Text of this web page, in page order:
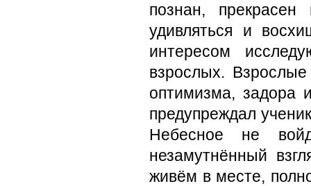
познан,
удивляться и
интересом
взрослых.
оптимизма, задора
предупреждал
Небесное не
незамутнённый
живём в месте,